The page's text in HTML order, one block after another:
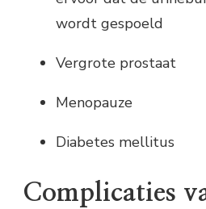
wordt gespoeld
Vergrote prostaat
Menopauze
Diabetes mellitus
Complicaties